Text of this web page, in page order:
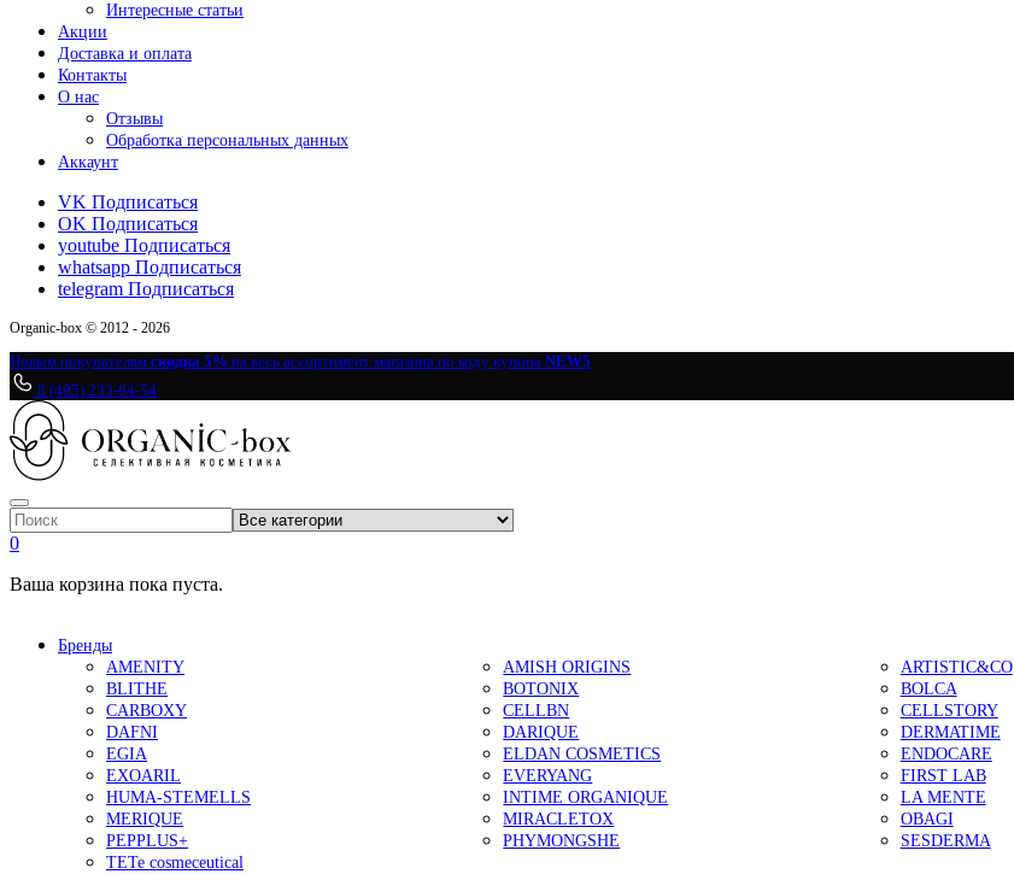
Интересные статьи
Акции
Доставка и оплата
Контакты
О нас
Отзывы
Обработка персональных данных
Аккаунт
VK Подписаться
OK Подписаться
youtube Подписаться
whatsapp Подписаться
telegram Подписаться
Organic-box © 2012 - 2026
Новым покупателям скидка 5% на весь ассортимент магазина по коду купона NEW5
8 (495) 233-64-54
0
Ваша корзина пока пуста.
Бренды
AMENITY
AMISH ORIGINS ARTISTIC&CO
BLITHE
BOTONIX BOLCA
CARBOXY
CELLBN CELLSTORY
DAFNI
DARIQUE DERMATIME
EGIA
ELDAN COSMETICS ENDOCARE
EXOARIL
EVERYANG FIRST LAB
HUMA-STEMELLS
INTIME ORGANIQUE LA MENTE
MERIQUE
MIRACLETOX OBAGI
PEPPLUS+
PHYMONGSHE SESDERMA
TETe cosmeceutical